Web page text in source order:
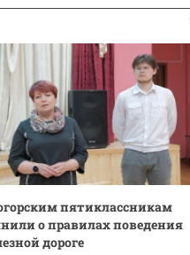
пятиклассникам
о правилах поведения
дороге